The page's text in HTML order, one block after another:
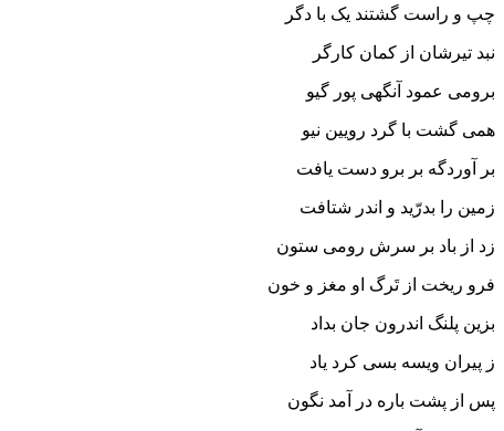
چپ و راست گشتند یک با دگر
نبد تیرشان از کمان کارگر
برومى عمود آنگهى پور گیو
همى گشت با گرد رویین نیو
بر آوردگه بر برو دست یافت
زمین را بدرّید و اندر شتافت‏
زد از باد بر سرش رومى ستون
فرو ریخت از تَرگ او مغز و خون‏
بزین پلنگ اندرون جان بداد
ز پیران ویسه بسى کرد یاد
پس از پشت باره در آمد نگون